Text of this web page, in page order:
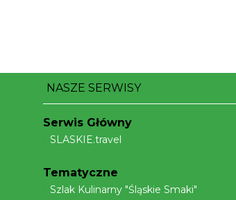
NASZE SERWISY
Serwis Główny
SLASKIE.travel
Tematyczne
Szlak Kulinarny "Śląskie Smaki"